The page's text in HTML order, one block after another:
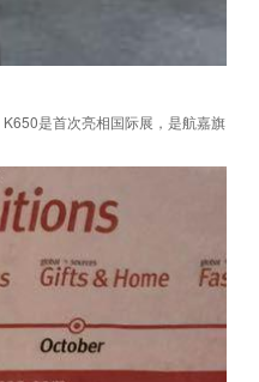
是首次亮相国际展，是航嘉旗